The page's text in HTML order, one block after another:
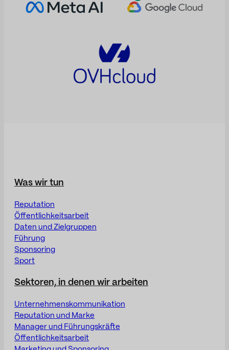
Was wir tun
Reputation
Öffentlichkeitsarbeit
Daten und Zielgruppen
Führung
Sponsoring
Sport
Sektoren, in denen wir arbeiten
Unternehmenskommunikation
Reputation und Marke
Manager und Führungskräfte
Öffentlichkeitsarbeit